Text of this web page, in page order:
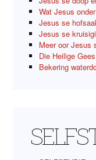
Wat Jesus
Jesus se
Jesus se
Meer oor Jesus
Die Heilige
Bekering